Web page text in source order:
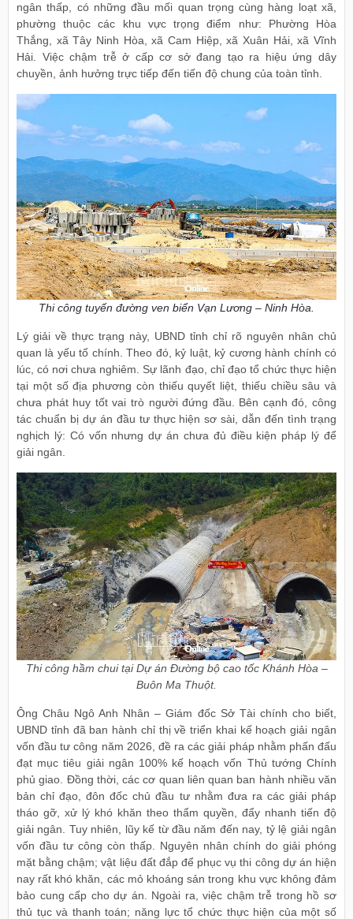
ngân thấp, có những đầu mối quan trọng cùng hàng loạt xã,
phường thuộc các khu vực trọng điểm như: Phường Hòa
Thắng, xã Tây Ninh Hòa, xã Cam Hiệp, xã Xuân Hải, xã Vĩnh
Hải. Việc chậm trễ ở cấp cơ sở đang tạo ra hiệu ứng dây
chuyền, ảnh hưởng trực tiếp đến tiến độ chung của toàn tỉnh.
Thi công tuyến đường ven biển Vạn Lương – Ninh Hòa.
Lý giải về thực trạng này, UBND tỉnh chỉ rõ nguyên nhân chủ
quan là yếu tố chính. Theo đó, kỷ luật, kỷ cương hành chính có
lúc, có nơi chưa nghiêm. Sự lãnh đạo, chỉ đạo tổ chức thực hiện
tại một số địa phương còn thiếu quyết liệt, thiếu chiều sâu và
chưa phát huy tốt vai trò người đứng đầu. Bên cạnh đó, công
tác chuẩn bị dự án đầu tư thực hiện sơ sài, dẫn đến tình trạng
nghịch lý: Có vốn nhưng dự án chưa đủ điều kiện pháp lý để
giải ngân.
Thi công hầm chui tại Dự án Đường bộ cao tốc Khánh Hòa –
Buôn Ma Thuột.
Ông Châu Ngô Anh Nhân – Giám đốc Sở Tài chính cho biết,
UBND tỉnh đã ban hành chỉ thị về triển khai kế hoạch giải ngân
vốn đầu tư công năm 2026, đề ra các giải pháp nhằm phấn đấu
đạt mục tiêu giải ngân 100% kế hoạch vốn Thủ tướng Chính
phủ giao. Đồng thời, các cơ quan liên quan ban hành nhiều văn
bản chỉ đạo, đôn đốc chủ đầu tư nhằm đưa ra các giải pháp
tháo gỡ, xử lý khó khăn theo thẩm quyền, đẩy nhanh tiến độ
giải ngân. Tuy nhiên, lũy kế từ đầu năm đến nay, tỷ lệ giải ngân
vốn đầu tư công còn thấp. Nguyên nhân chính do giải phóng
mặt bằng chậm; vật liệu đất đắp để phục vụ thi công dự án hiện
nay rất khó khăn, các mỏ khoáng sản trong khu vực không đảm
bảo cung cấp cho dự án. Ngoài ra, việc chậm trễ trong hồ sơ
thủ tục và thanh toán; năng lực tổ chức thực hiện của một số